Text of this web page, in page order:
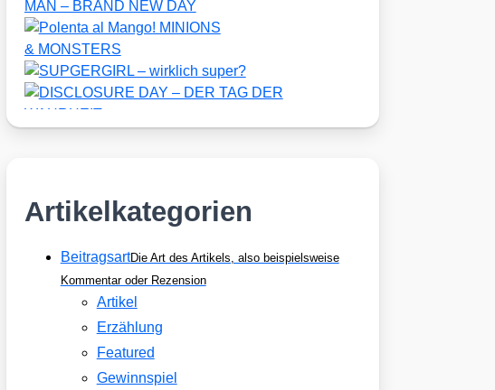
Artikelkategorien
BeitragsartDie Art des Artikels, also beispielsweise
Kommentar oder Rezension
Artikel
Erzählung
Featured
Gewinnspiel